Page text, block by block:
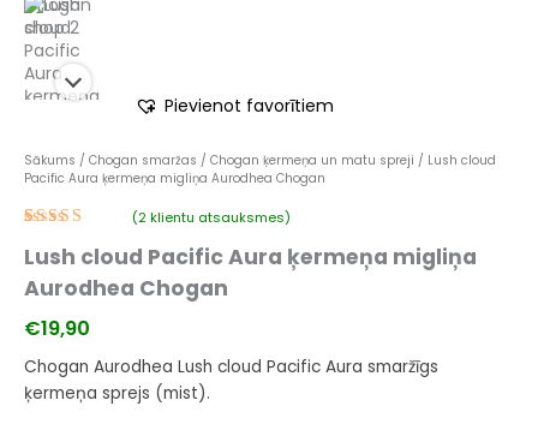
Pievienot favorītiem
Sākums / Chogan smaržas / Chogan ķermeņa un matu spreji / Lush cloud
Pacific Aura ķermeņa migliņa Aurodhea Chogan
5.00 no 5
pircēju
(2klientu atsauksmes)
Lush cloud Pacific Aura ķermeņa migliņa
Aurodhea Chogan
€19,90
Chogan Aurodhea Lush cloud Pacific Aura smaržīgs
ķermeņa sprejs (mist).